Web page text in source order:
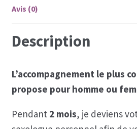
Avis (0)
Description
L’accompagnement le plus
propose pour homme ou
Pendant 2 mois, je deviens